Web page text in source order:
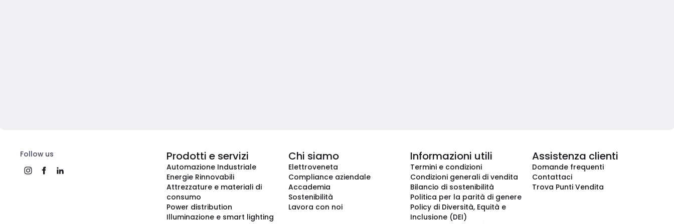
Follow us Prodotti e servizi
Automazione Industriale
Energie Rinnovabili
Attrezzature e materiali di
consumo
Power distribution
Illuminazione e smart lighting
Chi siamo
Elettroveneta
Compliance aziendale
Accademia
Sostenibilità
Lavora con noi
Informazioni utili
Termini e condizioni
Condizioni generali di vendita
Bilancio di sostenibilità
Politica per la parità di genere
Policy di Diversità, Equità e
Inclusione (DEI)
Assistenza clienti
Domande frequenti
Contattaci
Trova Punti Vendita